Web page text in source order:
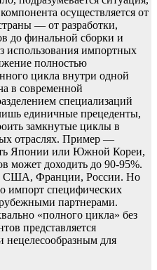
осуществляется от
— от разработки,
до финальной сборки и
использования импортных
полностью
цикла внутри одной
в современной
специализаций
единичные прецеденты,
замкнутые циклы в
отраслях. Пример —
Японии или Южной Кореи,
может доходить до 90-95%.
в США, Франции, России. Но
импорт специфических
партнерами.
«полного цикла» без
представляется
нецелесообразным для